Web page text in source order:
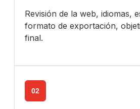
Revisión de la web, idiomas,
formato de exportación,
final.
02